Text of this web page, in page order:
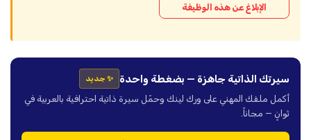
الإبلاغ عن هذه الوظيفة
سيرتك الذاتية جاهزة — بضغطة واحدة ✨ جديد
أكمل ملفك المهني على ورك لينك وحمّل سيرة ذاتية احترافية بالعربية في
ثوانٍ — مجاناً.